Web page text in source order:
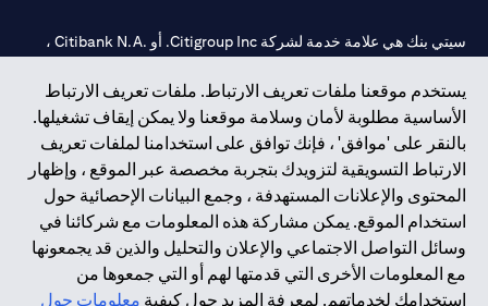
يستخدم موقعنا ملفات تعريف الارتباط. ملفات تعريف الارتباط
الأساسية مطلوبة لأمان وسلامة موقعنا ولا يمكن إيقاف تشغيلها.
بالنقر على 'موافق' ، فإنك توافق على استخدامنا لملفات تعريف
الارتباط التسويقية لتزويدك بتجربة مخصصة عبر الموقع ، وإظهار
المحتوى والإعلانات المستهدفة ، وجمع البيانات الإحصائية حول
استخدام الموقع. يمكن مشاركة هذه المعلومات مع شركائنا في
وسائل التواصل الاجتماعي والإعلان والتحليل والذين قد يجمعونها
مع المعلومات الأخرى التي قدمتها لهم أو التي جمعوها من
استخدامك لخدماتهم. لمعرفة المزيد حول كيفية معلومات حول
سيتي بنك هي علامة خدمة لشركة Citigroup Inc. أو .Citibank N.A ،
سيتي بنك إن. إيه. الإمارات مسجل لدى مصرف الإمارات المركزي تحت
أرقام التراخيص 202563 لفرع الوصل في دبي، 531989 لفرع مول
الإمارات في دبي، و CN-1002019 لفرع أبوظبي. هاتف: 4000 311 04.
فرع سيتي بنك إن إيه - الإمارات العربية المتحدة مرخص من مصرف
الإمارات العربية المتحدة المركزي كفرع لبنك أجنبي.
سيتي بنك إن إيه الإمارات العربية المتحدة مرخص من هيئة الأوراق المالية
والسلع في الإمارات العربية المتحدة ("SCA") للقيام بالنشاط المالي لـ أ)